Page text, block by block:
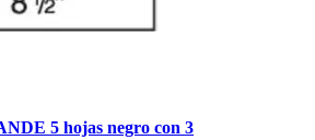
5 hojas negro con 3